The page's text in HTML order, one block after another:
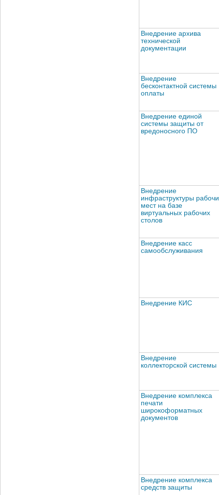
Внедрение архива
технической
документации
Внедрение
бесконтактной системы
оплаты
Внедрение единой
системы защиты от
вредоносного ПО
Внедрение
инфраструктуры
мест на базе
виртуальных рабочих
столов
Внедрение касс
самообслуживания
Внедрение КИС
Внедрение
коллекторской системы
Внедрение комплекса
печати
широкоформатных
документов
Внедрение комплекса
средств защиты